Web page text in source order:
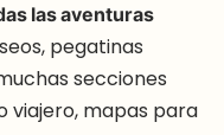
las aventuras
pegatinas
secciones
viajero, mapas para